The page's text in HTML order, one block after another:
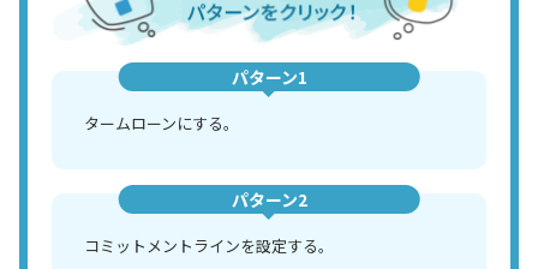
パターン1
タームローンにする。
パターン2
コミットメントラインを設定する。